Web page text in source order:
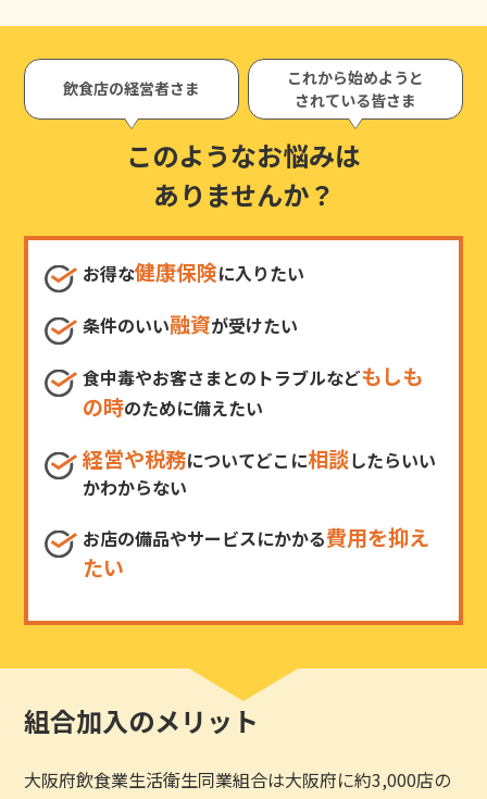
飲食店の経営者さま
これから始めようと
されている皆さま
このようなお悩みは
ありませんか？
お得な健康保険に入りたい
条件のいい融資が受けたい
食中毒やお客さまとのトラブルなどもしも
の時のために備えたい
経営や税務についてどこに相談したらいい
かわからない
お店の備品やサービスにかかる費用を抑え
たい
組合加入のメリット
大阪府飲食業生活衛生同業組合は大阪府に約3,000店の